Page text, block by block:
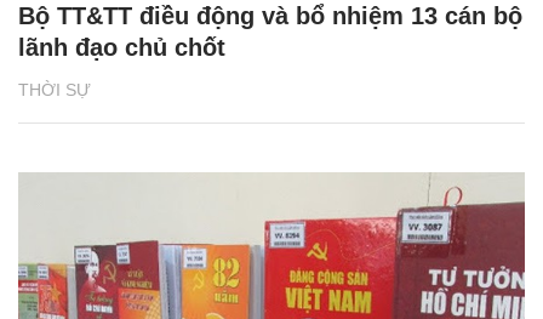
THỜI SỰ
Bộ TT&TT điều động và bổ nhiệm 13 cán bộ
lãnh đạo chủ chốt